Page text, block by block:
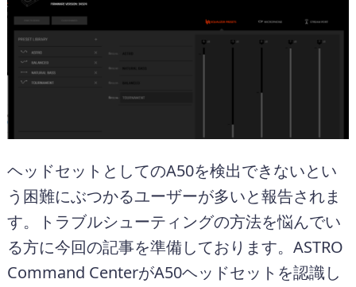
ヘッドセットとしてのA50を検出できないとい
う困難にぶつかるユーザーが多いと報告されま
す。トラブルシューティングの方法を悩んでい
る方に今回の記事を準備しております。ASTRO
Command CenterがA50ヘッドセットを認識し